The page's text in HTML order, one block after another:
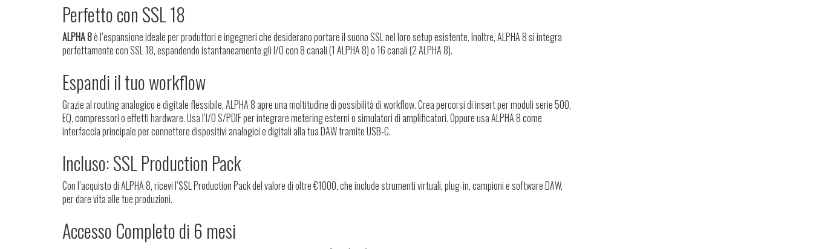
Perfetto con SSL 18
ALPHA 8è l’espansione ideale per produttori e ingegneri che desiderano portare il suono SSL nel loro setup esistente. Inoltre, ALPHA 8 si integra
perfettamente con SSL 18, espandendo istantaneamente gli I/O con 8 canali (1 ALPHA 8) o 16 canali (2 ALPHA 8).
Espandi il tuo workflow
Grazie al routing analogico e digitale flessibile, ALPHA 8 apre una moltitudine di possibilità di workflow. Crea percorsi di insert per moduli serie 500,
EQ, compressori o effetti hardware. Usa l’I/O S/PDIF per integrare metering esterni o simulatori di amplificatori. Oppure usa ALPHA 8 come
interfaccia principale per connettere dispositivi analogici e digitali alla tua DAW tramite USB-C.
Incluso: SSL Production Pack
Con l’acquisto di ALPHA 8, ricevi l’SSL Production Pack del valore di oltre €1000, che include strumenti virtuali, plug-in, campioni e software DAW,
per dare vita alle tue produzioni.
Accesso Completo di 6 mesi